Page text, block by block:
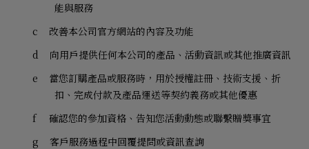
能與服務
c
改善本公司官方網站的內容及功能
d
向用戶提供任何本公司的產品、活動資訊或其他推廣資訊
e
當您訂購產品或服務時，用於授權註冊、技術支援、折
扣、完成付款及產品運送等契約義務或其他優惠
f
確認您的參加資格、告知您活動動態或聯繫贈獎事宜
g
客戶服務過程中回覆提問或資訊查詢